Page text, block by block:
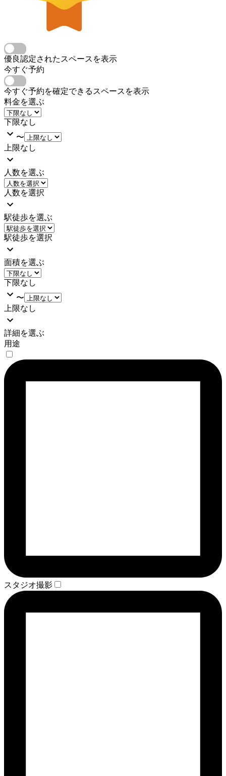
優良認定されたスペースを表示
今すぐ予約
今すぐ予約を確定できるスペースを表示
料金を選ぶ
下限なし
〜
上限なし
人数を選ぶ
人数を選択
駅徒歩を選ぶ
駅徒歩を選択
面積を選ぶ
下限なし
〜
上限なし
詳細を選ぶ
用途
スタジオ撮影